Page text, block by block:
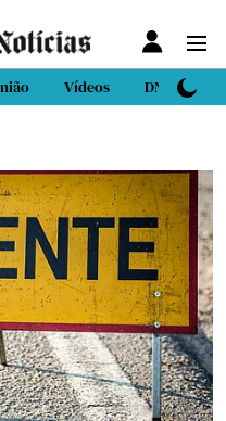
Vídeos DN Sport